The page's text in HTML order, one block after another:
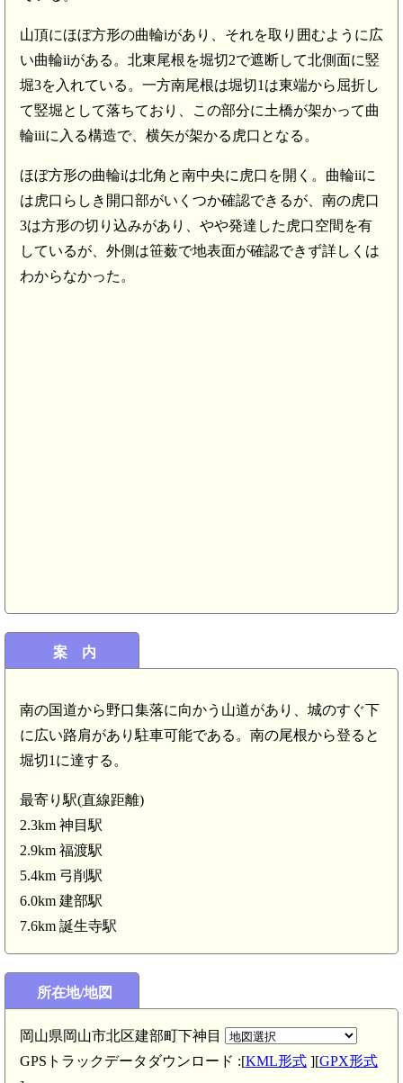
山頂にほぼ方形の曲輪iがあり、それを取り囲むように広
い曲輪iiがある。北東尾根を堀切2で遮断して北側面に竪
堀3を入れている。一方南尾根は堀切1は東端から屈折し
て竪堀として落ちており、この部分に土橋が架かって曲
輪iiiに入る構造で、横矢が架かる虎口となる。
ほぼ方形の曲輪iは北角と南中央に虎口を開く。曲輪iiに
は虎口らしき開口部がいくつか確認できるが、南の虎口
3は方形の切り込みがあり、やや発達した虎口空間を有
しているが、外側は笹薮で地表面が確認できず詳しくは
わからなかった。
案 内
南の国道から野口集落に向かう山道があり、城のすぐ下
に広い路肩があり駐車可能である。南の尾根から登ると
堀切1に達する。
最寄り駅(直線距離)
2.3km 神目駅
2.9km 福渡駅
5.4km 弓削駅
6.0km 建部駅
7.6km 誕生寺駅
所在地/地図
岡山県岡山市北区建部町下神目
GPSトラックデータダウンロード :[KML形式 ][GPX形式
美作 上殿城(3.2km)